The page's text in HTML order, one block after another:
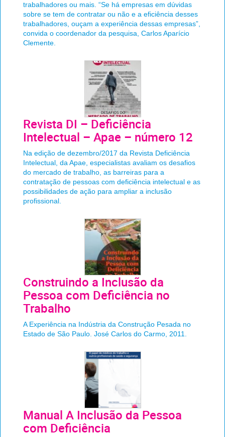
trabalhadores ou mais. “Se há empresas em dúvidas
sobre se tem de contratar ou não e a eficiência desses
trabalhadores, ouçam a experiência dessas empresas”,
convida o coordenador da pesquisa, Carlos Aparício
Clemente.
Revista DI – Deficiência
Intelectual – Apae – número 12
Na edição de dezembro/2017 da Revista Deficiência
Intelectual, da Apae, especialistas avaliam os desafios
do mercado de trabalho, as barreiras para a
contratação de pessoas com deficiência intelectual e as
possibilidades de ação para ampliar a inclusão
profissional.
Construindo a Inclusão da
Pessoa com Deficiência no
Trabalho
A Experiência na Indústria da Construção Pesada no
Estado de São Paulo. José Carlos do Carmo, 2011.
Manual A Inclusão da Pessoa
com Deficiência